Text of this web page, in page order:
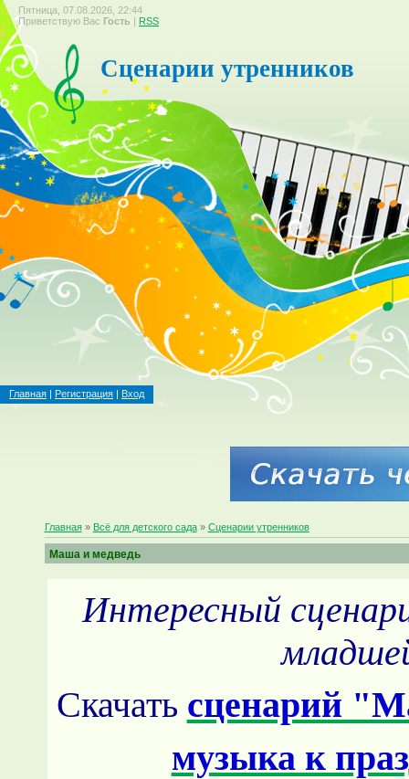
Пятница, 07.08.2026, 22:44
Приветствую Вас Гость | RSS
Сценарии утренников
Главная | Регистрация | Вход
Главная» Всё для детского сада» Сценарии утренников
Маша и медведь
Интересный
Скачать сценарий
музыка к